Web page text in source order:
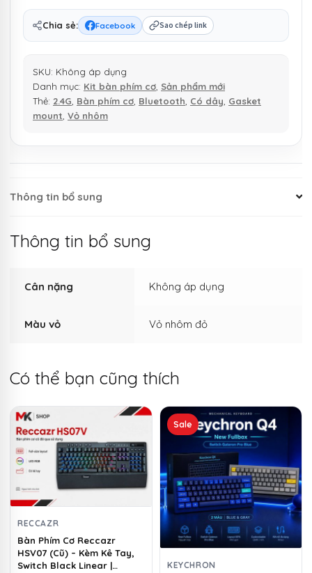
3
chế
độ
nối
số
Chia sẻ: Facebook Sao chép link
SKU: Không áp dụng
Danh mục: Kit bàn phím cơ Sản phẩm mới
Thẻ: 2.4G Bàn phím cơ Bluetooth Có dây Gasket
mount Vỏ nhôm
Thông tin bổ sung
Thông tin bổ sung
Cân nặng Không áp dụng
Màu vỏ Vỏ nhôm đỏ
Có thể bạn cũng thích
RECCAZR
Bàn Phím Cơ Reccazr
HSV07 (Cũ) – Kèm Kê Tay,
Switch Black Linear |
Sale
KEYCHRON
Sản
phẩm
có
nhiều
biến
thể.
Các
tùy
chọn